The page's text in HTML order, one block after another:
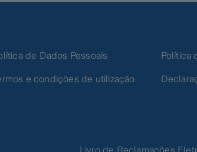
de Dados Pessoais
e condições de utilização
Política